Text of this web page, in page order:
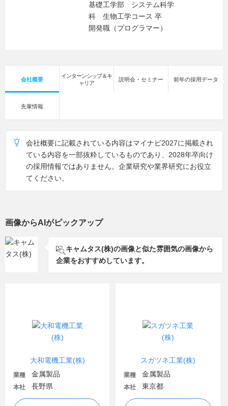
基礎工学部 システム科学
科 生物工学コース 卒
開発職（プログラマー）
会社概要
インターンシップ＆キ
ャリア
説明会・セミナー 前年の採用データ
先輩情報
会社概要に記載されている内容はマイナビ2027に掲載され
ている内容を一部抜粋しているものであり、2028年卒向け
の採用情報ではありません。企業研究や業界研究にお役立
てください。
画像からAIがピックアップ
キャムタス(株)の画像と似た雰囲気の画像から
企業をおすすめしています。
大和電機工業(株)
業種 金属製品
本社 長野県
スガツネ工業(株)
業種 金属製品
本社 東京都